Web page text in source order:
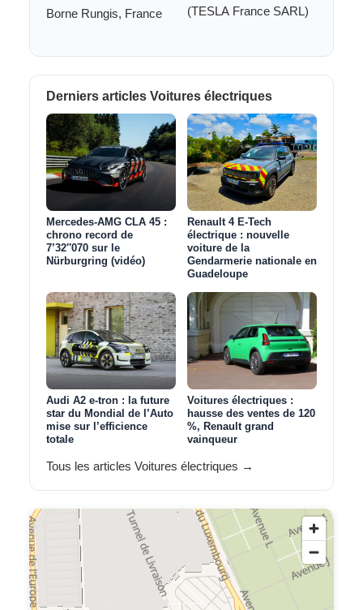
Borne Rungis, France
(TESLA France SARL)
Derniers articles Voitures électriques
Mercedes-AMG CLA 45 :
chrono record de
7’32″070 sur le
Nürburgring (vidéo)
Renault 4 E-Tech
électrique : nouvelle
voiture de la
Gendarmerie nationale en
Guadeloupe
Audi A2 e-tron : la future
star du Mondial de l’Auto
mise sur l’efficience
totale
Voitures électriques :
hausse des ventes de 120
%, Renault grand
vainqueur
Tous les articles Voitures électriques →